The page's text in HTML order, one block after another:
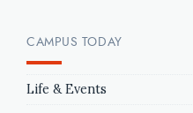
CAMPUS TODAY
Life & Events